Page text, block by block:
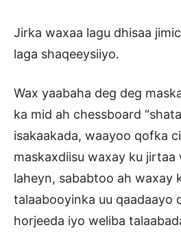
Jirka waxaa lagu dhisaa
laga shaqeeysiiyo.
Wax yaabaha deg deg
ka mid ah chessboard
isakaakada, waayoo qofka
maskaxdiisu waxay ku jirtaa
laheyn, sababtoo ah waxay
talaabooyinka uu qaadaayo
horjeeda iyo weliba